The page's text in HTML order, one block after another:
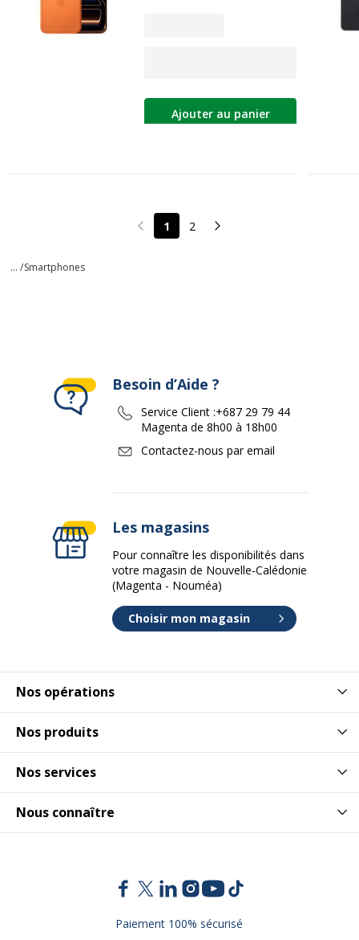
Ajouter au panier
Page précédente
1 2 Page suivante
... /Smartphones
Nos opérations
Nos produits
Nos services
Nous connaître
Besoin d’Aide ?
Service Client :+687 29 79 44
Magenta de 8h00 à 18h00
Contactez-nous par email
Les magasins
Pour connaître les disponibilités dans
votre magasin de Nouvelle-Calédonie
(Magenta - Nouméa)
Choisir mon magasin
Paiement 100% sécurisé